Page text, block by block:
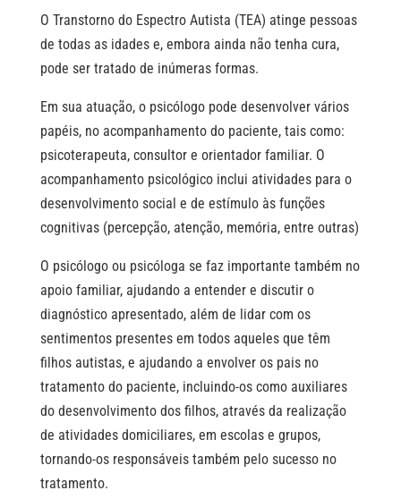
O Transtorno do Espectro Autista (TEA) atinge pessoas
de todas as idades e, embora ainda não tenha cura,
pode ser tratado de inúmeras formas.
Em sua atuação, o psicólogo pode desenvolver vários
papéis, no acompanhamento do paciente, tais como:
psicoterapeuta, consultor e orientador familiar. O
acompanhamento psicológico inclui atividades para o
desenvolvimento social e de estímulo às funções
cognitivas (percepção, atenção, memória, entre outras)
O psicólogo ou psicóloga se faz importante também no
apoio familiar, ajudando a entender e discutir o
diagnóstico apresentado, além de lidar com os
sentimentos presentes em todos aqueles que têm
filhos autistas, e ajudando a envolver os pais no
tratamento do paciente, incluindo-os como auxiliares
do desenvolvimento dos filhos, através da realização
de atividades domiciliares, em escolas e grupos,
tornando-os responsáveis também pelo sucesso no
tratamento.